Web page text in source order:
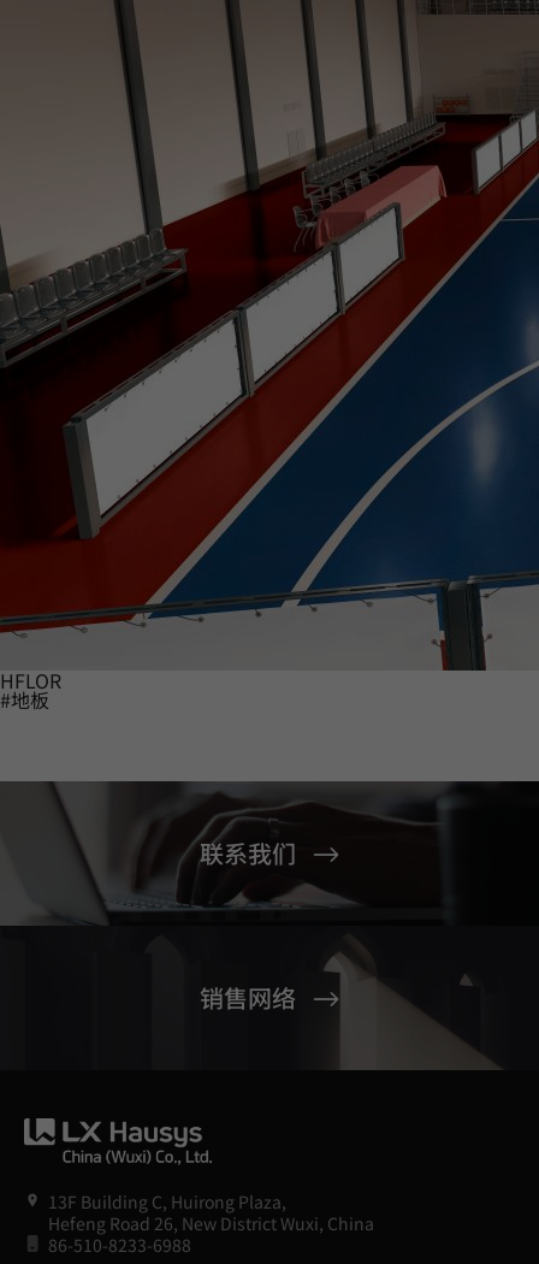
HFLOR
#地板
联系我们
销售网络
13F Building C, Huirong Plaza,
Hefeng Road 26, New District Wuxi, China
86-510-8233-6988